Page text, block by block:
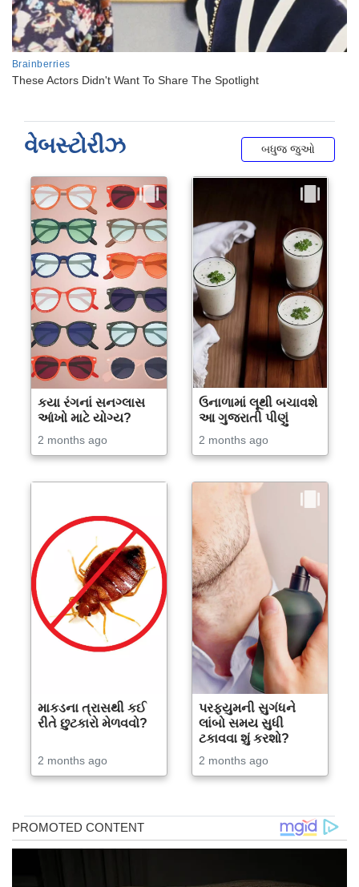
વેબસ્ટોરીઝ બધુજ જુઓ
કયા રંગનાં સનગ્લાસ
આંખો માટે યોગ્ય?
2 months ago
ઉનાળામાં લૂથી બચાવશે
આ ગુજરાતી પીણું
2 months ago
માકડના ત્રાસથી કઈ
રીતે છુટકારો મેળવવો?
2 months ago
પરફ્યુમની સુગંધને
લાંબો સમય સુધી
ટકાવવા શું કરશો?
2 months ago